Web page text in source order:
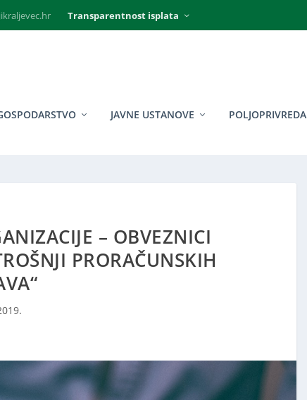
Transparentnost isplata
JAVNE USTANOVE POLJOPRIVREDA
– OBVEZNICI
PRORAČUNSKIH